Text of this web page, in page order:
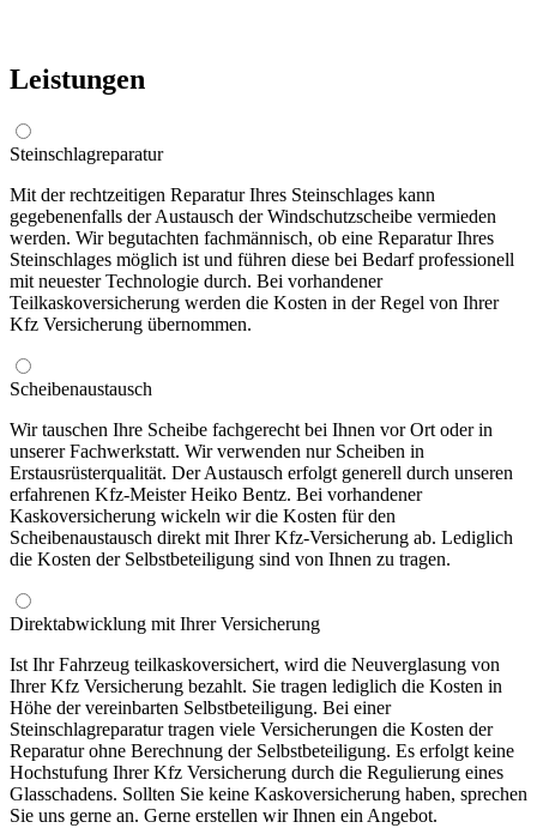
Leistungen
Steinschlagreparatur
Mit der rechtzeitigen Reparatur Ihres Steinschlages kann
gegebenenfalls der Austausch der Windschutzscheibe vermieden
werden. Wir begutachten fachmännisch, ob eine Reparatur Ihres
Steinschlages möglich ist und führen diese bei Bedarf professionell
mit neuester Technologie durch. Bei vorhandener
Teilkaskoversicherung werden die Kosten in der Regel von Ihrer
Kfz Versicherung übernommen.
Scheibenaustausch
Wir tauschen Ihre Scheibe fachgerecht bei Ihnen vor Ort oder in
unserer Fachwerkstatt. Wir verwenden nur Scheiben in
Erstausrüsterqualität. Der Austausch erfolgt generell durch unseren
erfahrenen Kfz-Meister Heiko Bentz. Bei vorhandener
Kaskoversicherung wickeln wir die Kosten für den
Scheibenaustausch direkt mit Ihrer Kfz-Versicherung ab. Lediglich
die Kosten der Selbstbeteiligung sind von Ihnen zu tragen.
Direktabwicklung mit Ihrer Versicherung
Ist Ihr Fahrzeug teilkaskoversichert, wird die Neuverglasung von
Ihrer Kfz Versicherung bezahlt. Sie tragen lediglich die Kosten in
Höhe der vereinbarten Selbstbeteiligung. Bei einer
Steinschlagreparatur tragen viele Versicherungen die Kosten der
Reparatur ohne Berechnung der Selbstbeteiligung. Es erfolgt keine
Hochstufung Ihrer Kfz Versicherung durch die Regulierung eines
Glasschadens. Sollten Sie keine Kaskoversicherung haben, sprechen
Sie uns gerne an. Gerne erstellen wir Ihnen ein Angebot.